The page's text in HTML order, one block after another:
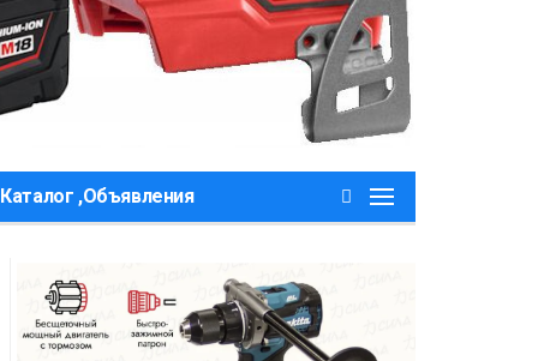
Каталог ,Объявления